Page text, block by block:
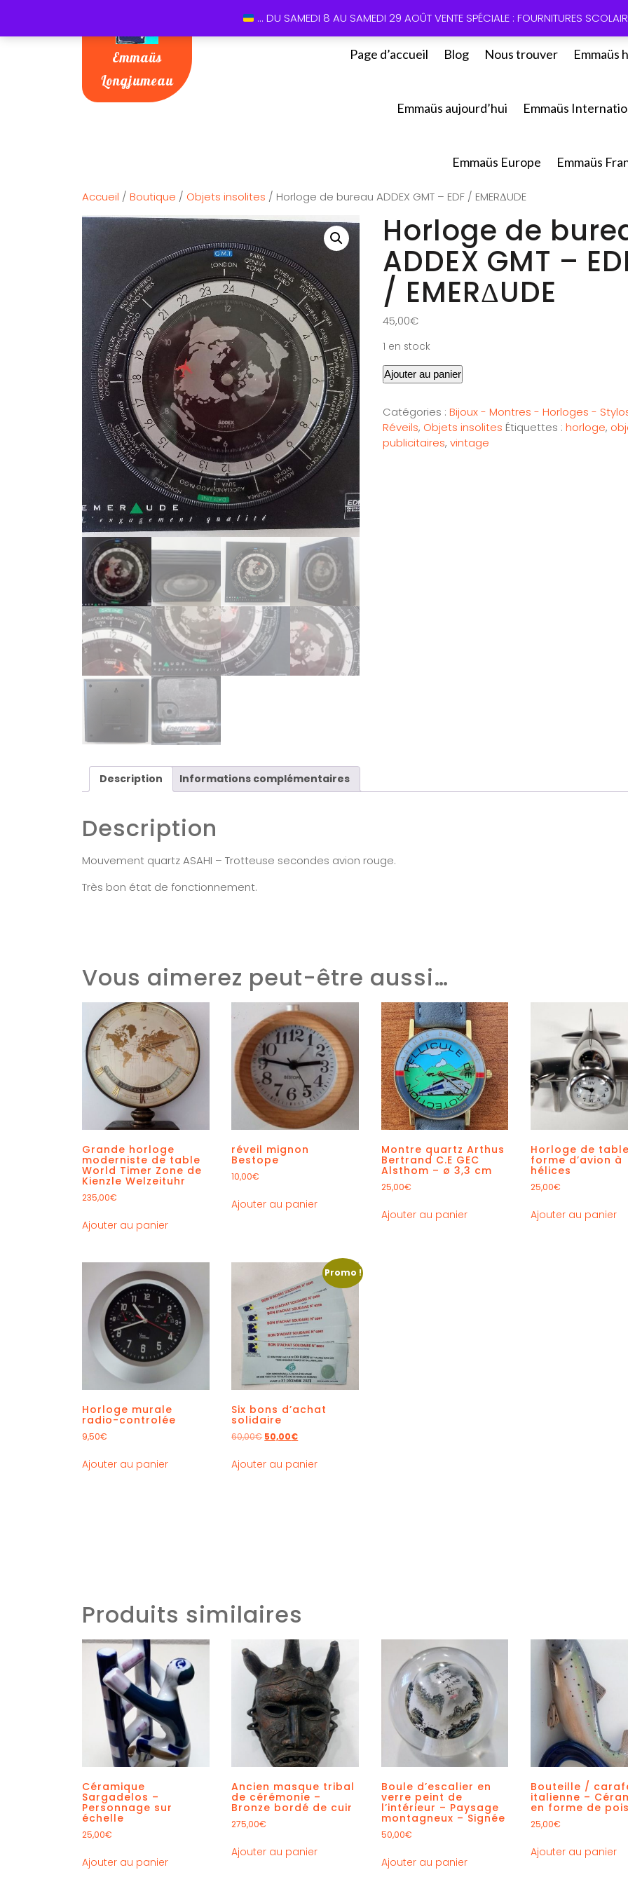
01 60 49
Emmaüs
Longjumeau
Page d’accueil Blog Nous trouver Emmaüs
Emmaüs aujourd’hui Emmaüs
Emmaüs Europe Emmaüs
Accueil / Boutique / Objets insolites / Horloge de bureau ADDEX GMT – EDF / EMERΔUDE
Horloge de
ADDEX GMT –
/ EMERΔUDE
45,00€
1 en stock
Ajouter au panier
Catégories : Bijoux - Montres - Horloges -
Réveils, Objets insolites Étiquettes : horloge,
publicitaires, vintage
Description Informations complémentaires
Description
Mouvement quartz ASAHI – Trotteuse secondes avion rouge.
Très bon état de fonctionnement.
Vous aimerez peut-être aussi…
Grande horloge
moderniste de table
World Timer Zone de
Kienzle Welzeituhr
235,00€
Ajouter au panier
réveil mignon
Bestope
10,00€
Ajouter au panier
Montre quartz Arthus
Bertrand C.E GEC
Alsthom – ø 3,3 cm
25,00€
Ajouter au panier
Horloge de
forme d’avion à
hélices
25,00€
Ajouter au panier
Horloge murale
radio-controlée
9,50€
Ajouter au panier
Promo !
Six bons d’achat
solidaire
60,00€ 50,00€
Ajouter au panier
Produits similaires
Céramique
Sargadelos –
Personnage sur
échelle
25,00€
Ajouter au panier
Ancien masque tribal
de cérémonie –
Bronze bordé de cuir
275,00€
Ajouter au panier
Boule d’escalier en
verre peint de
l’intérieur – Paysage
montagneux – Signée
50,00€
Ajouter au panier
Bouteille /
italienne –
en forme de
25,00€
Ajouter au panier
... DU SAMEDI 8 AU SAMEDI 29 AOÛT VENTE SPÉCIALE : FOURNITURES